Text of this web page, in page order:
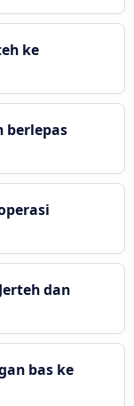
ke
berlepas
dan
bas ke